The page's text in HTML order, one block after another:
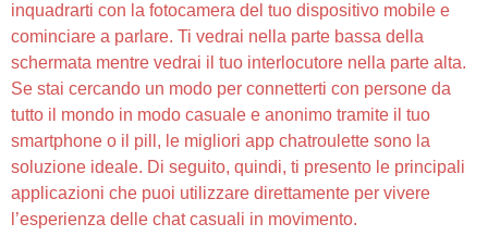
inquadrarti con la fotocamera del tuo dispositivo mobile e
cominciare a parlare. Ti vedrai nella parte bassa della
schermata mentre vedrai il tuo interlocutore nella parte alta.
Se stai cercando un modo per connetterti con persone da
tutto il mondo in modo casuale e anonimo tramite il tuo
smartphone o il pill, le migliori app chatroulette sono la
soluzione ideale. Di seguito, quindi, ti presento le principali
applicazioni che puoi utilizzare direttamente per vivere
l’esperienza delle chat casuali in movimento.